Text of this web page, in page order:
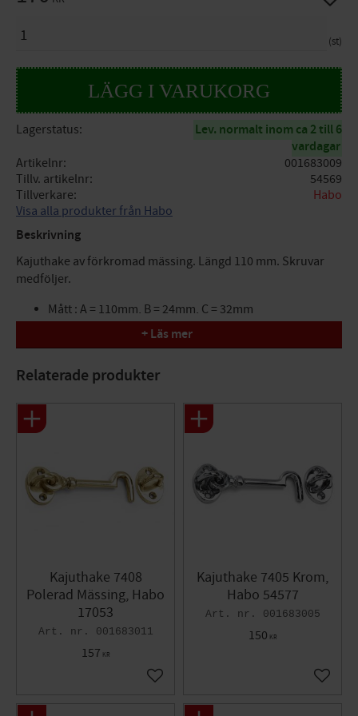
st
Lagerstatus
Lev. normalt inom ca 2 till 6
vardagar
Artikelnr
001683009
Tillv. artikelnr
54569
Tillverkare
Habo
Visa alla produkter från Habo
Beskrivning
Kajuthake av förkromad mässing. Längd 110 mm. Skruvar
medföljer.
Mått : A = 110mm, B = 24mm, C = 32mm
+ Läs mer
Relaterade produkter
Kajuthake 7408
Polerad Mässing, Habo
17053
001683011
157 KR
Lägg till i favoriter
Kajuthake 7405 Krom,
Habo 54577
001683005
150 KR
Lägg